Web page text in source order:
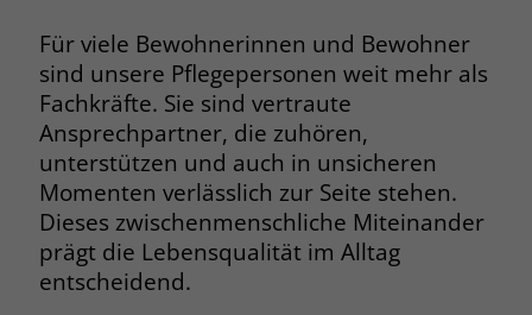
Für viele Bewohnerinnen und Bewohner
sind unsere Pflegepersonen weit mehr als
Fachkräfte. Sie sind vertraute
Ansprechpartner, die zuhören,
unterstützen und auch in unsicheren
Momenten verlässlich zur Seite stehen.
Dieses zwischenmenschliche Miteinander
prägt die Lebensqualität im Alltag
entscheidend.
Name __cf_bm
Anbieter .fonts.net
Laufzeit 30 Minuten
Zweck
This cookie, set by Cloudflare, is used to
support Cloudflare Bot Management.